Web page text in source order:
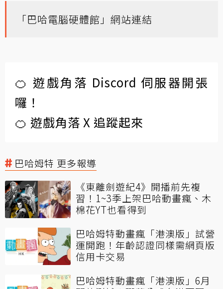
「巴哈電腦硬體館」網站連結
🍊 遊戲角落 Discord 伺服器開張
囉！
🍊 遊戲角落 X 追蹤起來
巴哈姆特 更多報導
《東離劍遊紀4》開播前先複
習！1~3季上架巴哈動畫瘋、木
棉花YT也看得到
巴哈姆特動畫瘋「港澳版」試營
運開跑！年齡認證同樣需網頁版
信用卡交易
巴哈姆特動畫瘋「港澳版」6月